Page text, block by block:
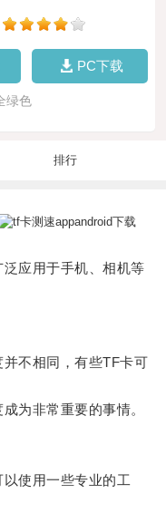
PC下载
绿色
排行
应用于手机、相机等
不相同，有些TF卡可
为非常重要的事情。
使用一些专业的工